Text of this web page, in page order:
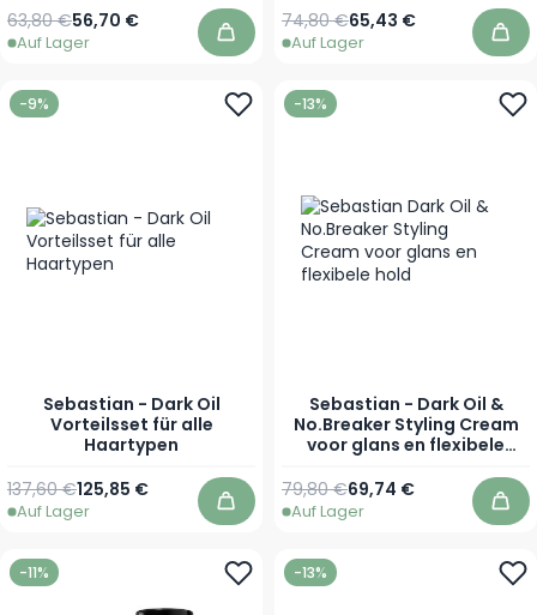
56,70 €
63,80 €
Auf Lager In den Warenkorb
65,43 €
74,80 €
Auf Lager In
-9%
Sebastian - Dark Oil
Vorteilsset für alle
Haartypen
125,85 €
137,60 €
Auf Lager In den Warenkorb
-13%
Sebastian - Dark Oil &
No.Breaker Styling Cream
voor glans en flexibele
69,74 €
79,80 €
Auf Lager In
-11% -13%